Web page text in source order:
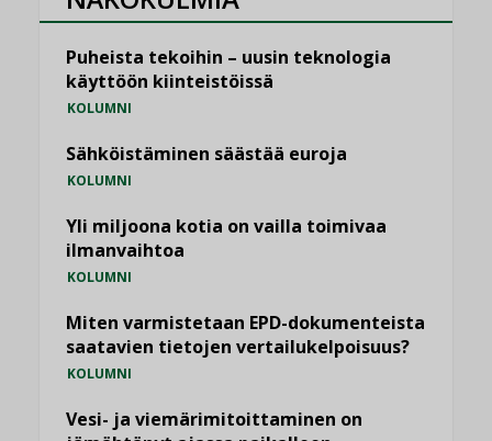
Puheista tekoihin – uusin teknologia
käyttöön kiinteistöissä
KOLUMNI
Sähköistäminen säästää euroja
KOLUMNI
Yli miljoona kotia on vailla toimivaa
ilmanvaihtoa
KOLUMNI
Miten varmistetaan EPD-dokumenteista
saatavien tietojen vertailukelpoisuus?
KOLUMNI
Vesi- ja viemärimitoittaminen on